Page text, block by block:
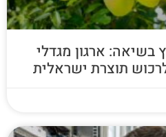
בשיאה: ארגון מגדלי
תוצרת ישראלית